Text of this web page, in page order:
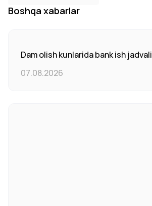
Boshqa xabarlar
Dam olish kunlarida bank ish jadvali
07.08.2026